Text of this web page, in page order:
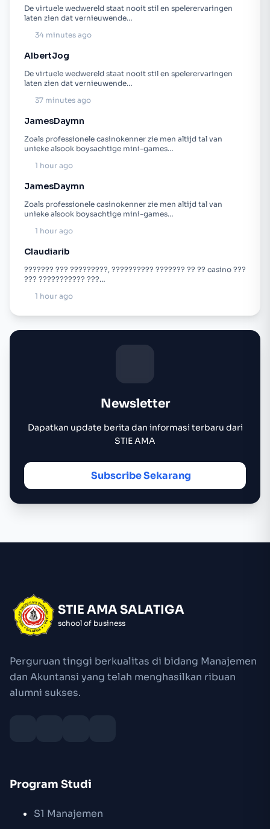
De virtuele wedwereld staat nooit stil en spelerervaringen
laten zien dat vernieuwende…
34 minutes ago
AlbertJog
De virtuele wedwereld staat nooit stil en spelerervaringen
laten zien dat vernieuwende…
37 minutes ago
JamesDaymn
Zoals professionele casinokenner zie men altijd tal van
unieke alsook boysachtige mini-games…
1 hour ago
JamesDaymn
Zoals professionele casinokenner zie men altijd tal van
unieke alsook boysachtige mini-games…
1 hour ago
Claudiarib
??????? ??? ?????????, ?????????? ??????? ?? ?? casino ???
??? ??????????? ???…
1 hour ago
Newsletter
Dapatkan update berita dan informasi terbaru dari
STIE AMA
Subscribe Sekarang
STIE AMA SALATIGA
school of business
Perguruan tinggi berkualitas di bidang Manajemen
dan Akuntansi yang telah menghasilkan ribuan
alumni sukses.
Program Studi
S1 Manajemen